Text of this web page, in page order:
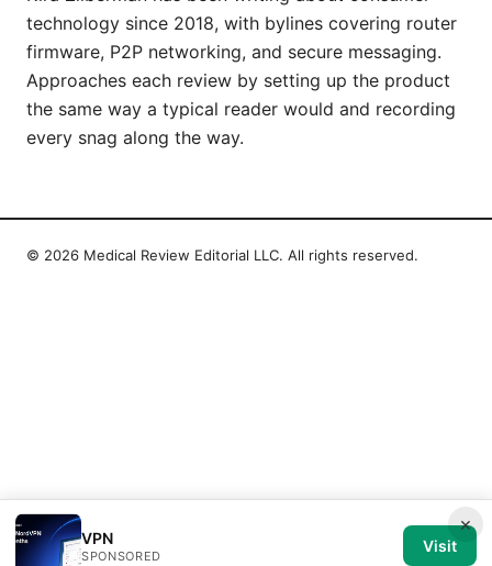
technology since 2018, with bylines covering router
firmware, P2P networking, and secure messaging.
Approaches each review by setting up the product
the same way a typical reader would and recording
every snag along the way.
×
VPN
SPONSORED
Visit
© 2026 Medical Review Editorial LLC. All rights reserved.